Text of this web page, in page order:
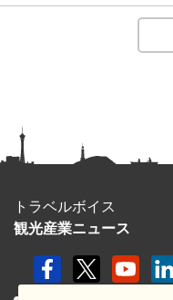
トラベルボイス
観光産業ニュース